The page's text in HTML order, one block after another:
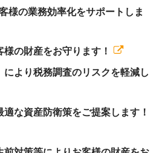
様の業務効率化をサポートしま
様の財産をお守ります！
により税務調査のリスクを軽減し
適な資産防衛策をご提案します！